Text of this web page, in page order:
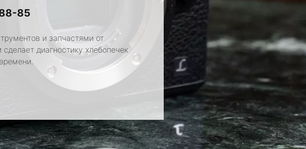
85
и запчастями от
диагностику хлебопечек